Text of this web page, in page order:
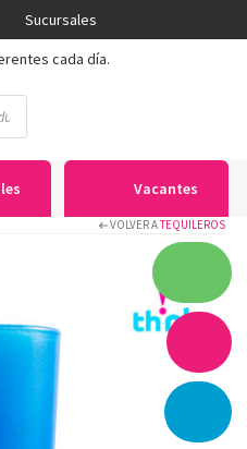
Sucursales
cada día.
Vacantes
VOLVER ATEQUILEROS